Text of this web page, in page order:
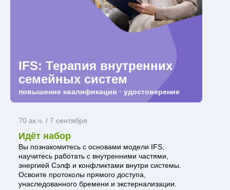
IFS: Терапия внутренних
семейных систем
повышение квалификации · удостоверение
70 ак.ч. / 7 сентября
Идёт набор
Вы познакомитесь с основами модели IFS,
научитесь работать с внутренними частями,
энергией Сэлф и конфликтами внутри системы.
Освоите протоколы прямого доступа,
унаследованного бремени и экстернализации.